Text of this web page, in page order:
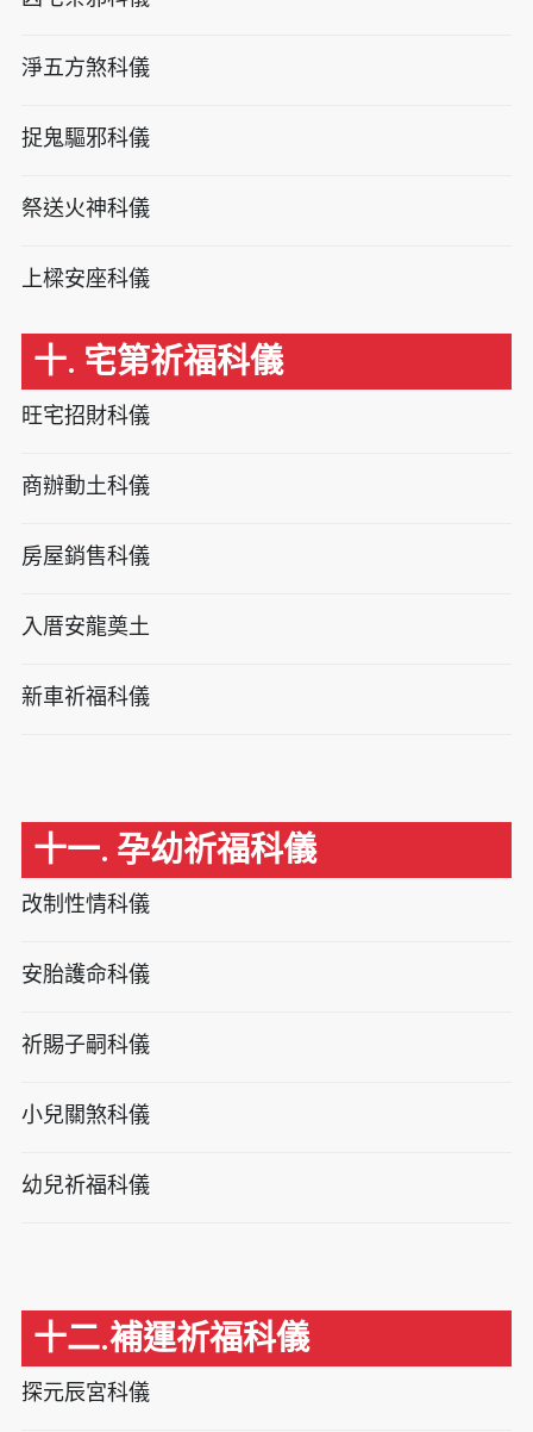
淨五方煞科儀
捉鬼驅邪科儀
祭送火神科儀
上樑安座科儀
十. 宅第祈福科儀
旺宅招財科儀
商辦動土科儀
房屋銷售科儀
入厝安龍奠土
新車祈福科儀
十一. 孕幼祈福科儀
改制性情科儀
安胎護命科儀
祈賜子嗣科儀
小兒關煞科儀
幼兒祈福科儀
十二.補運祈福科儀
探元辰宮科儀